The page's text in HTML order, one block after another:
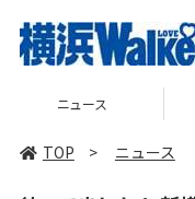
ニュース
TOP > ニュース